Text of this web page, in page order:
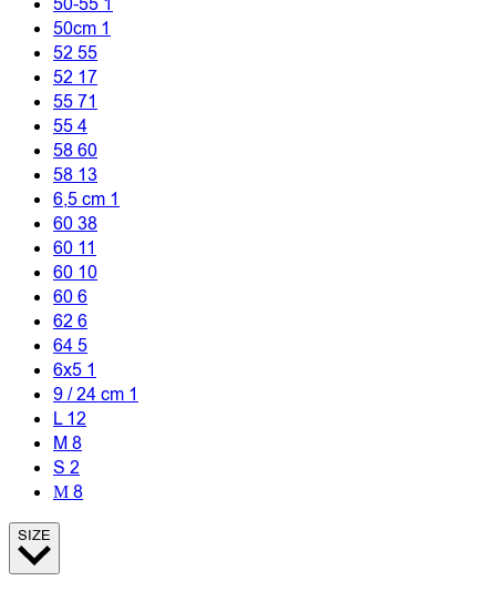
50-551
50cm1
5255
5217
5571
554
5860
5813
6,5 cm1
6038
6011
6010
606
626
645
6x51
9 / 24 cm1
L12
M8
S2
Μ8
SIZE